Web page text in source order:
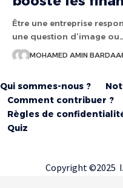
Être une entreprise
une question d’image ou…
MOHAMED AMIN BARDAA
Qui sommes-nous ?
Comment contribuer ?
Règles de
Quiz
Copyright ©2025